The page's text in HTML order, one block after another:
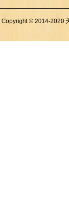
Copyright © 2014-2020